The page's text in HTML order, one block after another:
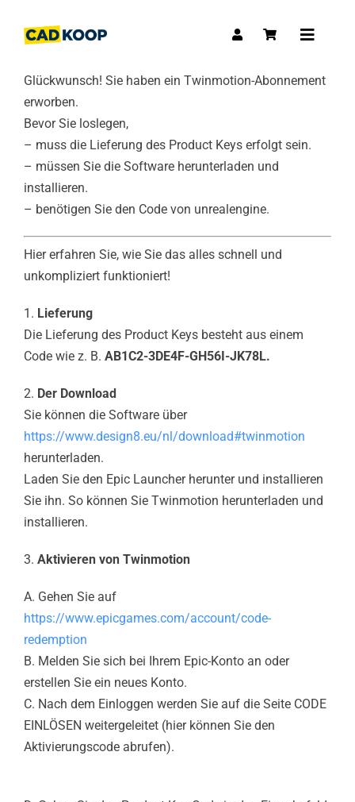
Toggle
Glückwunsch! Sie haben ein Twinmotion-Abonnement
erworben.
Bevor Sie loslegen,
– muss die Lieferung des Product Keys erfolgt sein.
– müssen Sie die Software herunterladen und
installieren.
– benötigen Sie den Code von unrealengine.
Hier erfahren Sie, wie Sie das alles schnell und
unkompliziert funktioniert!
1. Lieferung
Die Lieferung des Product Keys besteht aus einem
Code wie z. B. AB1C2-3DE4F-GH56I-JK78L.
2. Der Download
Sie können die Software über
https://www.design8.eu/nl/download#twinmotion
herunterladen.
Laden Sie den Epic Launcher herunter und installieren
Sie ihn. So können Sie Twinmotion herunterladen und
installieren.
3. Aktivieren von Twinmotion
A. Gehen Sie auf
https://www.epicgames.com/account/code-
redemption
B. Melden Sie sich bei Ihrem Epic-Konto an oder
erstellen Sie ein neues Konto.
C. Nach dem Einloggen werden Sie auf die Seite CODE
EINLÖSEN weitergeleitet (hier können Sie den
Aktivierungscode abrufen).